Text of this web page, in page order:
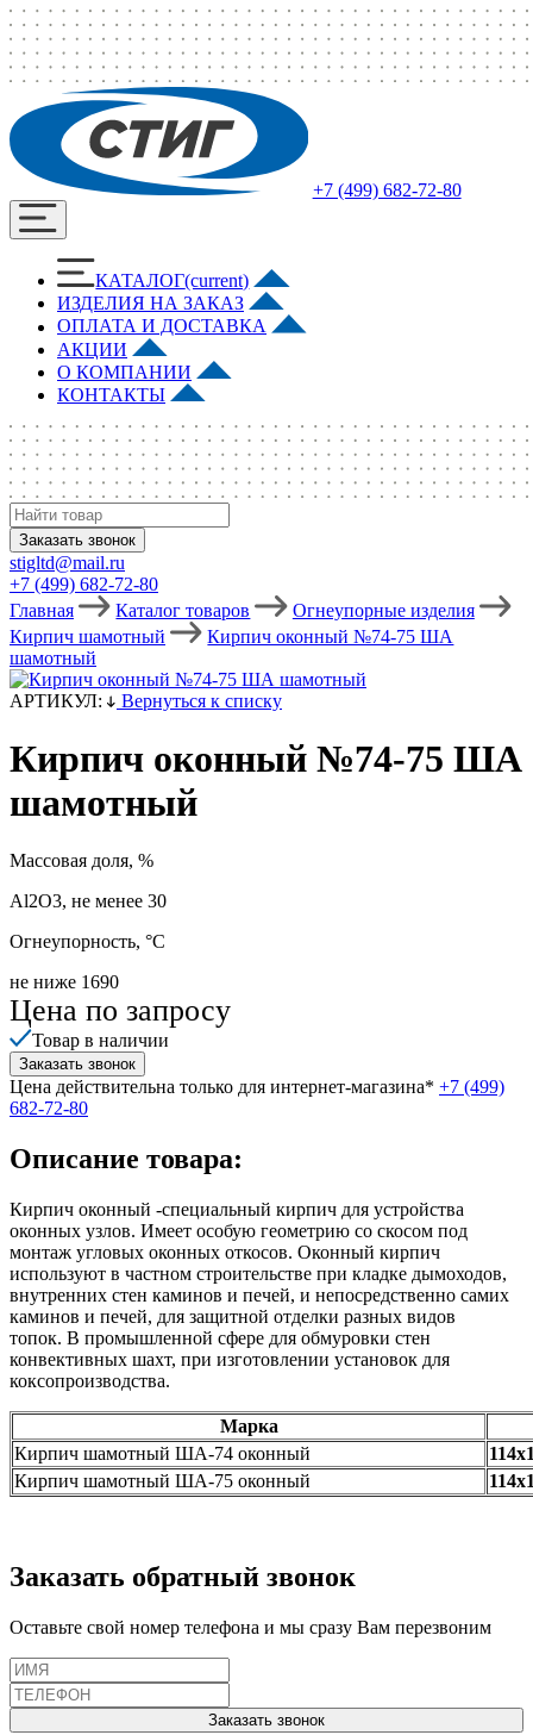
+7 (499) 682-72-80
КАТАЛОГ(current)
ИЗДЕЛИЯ НА ЗАКАЗ
ОПЛАТА И ДОСТАВКА
АКЦИИ
О КОМПАНИИ
КОНТАКТЫ
Заказать звонок
stigltd@mail.ru
+7 (499) 682-72-80
Главная
Каталог товаров
Огнеупорные изделия
Кирпич шамотный
Кирпич оконный №74-75 ША
шамотный
АРТИКУЛ: Вернуться к списку
Кирпич оконный №74-75 ША
шамотный
Массовая доля, %
Аl2О3, не менее 30
Огнеупорность, °С
не ниже 1690
Цена по запросу
Товар в наличии
Заказать звонок
Цена действительна только для интернет-магазина* +7 (499)
682-72-80
Описание товара:
Кирпич оконный -специальный кирпич для устройства
оконных узлов. Имеет особую геометрию со скосом под
монтаж угловых оконных откосов. Оконный кирпич
используют в частном строительстве при кладке дымоходов,
внутренних стен каминов и печей, и непосредственно самих
каминов и печей, для защитной отделки разных видов
топок. В промышленной сфере для обмуровки стен
конвективных шахт, при изготовлении установок для
коксопроизводства.
Марка
Кирпич шамотный ША-74 оконный
Кирпич шамотный ША-75 оконный
Заказать обратный звонок
Оставьте свой номер телефона и мы сразу Вам перезвоним
Заказать звонок